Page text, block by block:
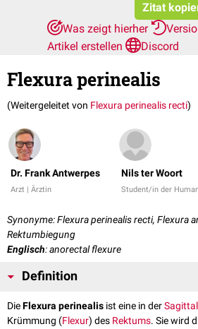
Zitat
Was zeigt hierher
Artikel erstellen
Discord
Flexura perinealis
(Weitergeleitet von Flexura perinealis recti)
Dr. Frank Antwerpes
Arzt | Ärztin
Nils ter Woort
Student/in der
Synonyme: Flexura perinealis recti, Flexura
Rektumbiegung
Englisch: anorectal flexure
Definition
DieFlexura perinealis ist eine in der
Krümmung (Flexur) des Rektums. Sie wird